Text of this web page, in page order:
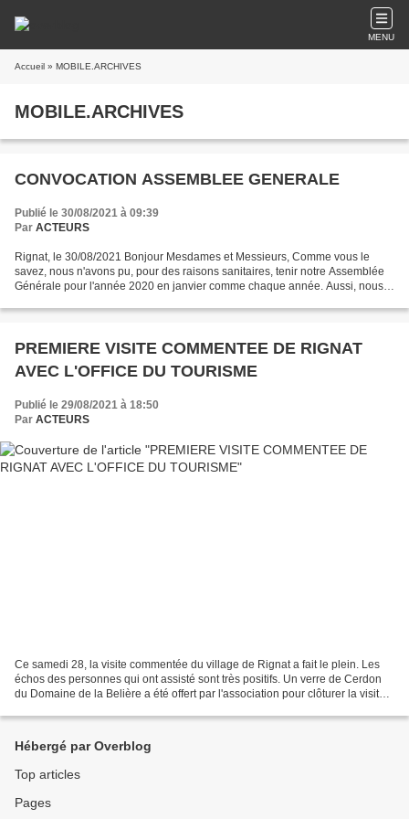
MENU
Accueil » MOBILE.ARCHIVES
MOBILE.ARCHIVES
CONVOCATION ASSEMBLEE GENERALE
Publié le 30/08/2021 à 09:39
Par ACTEURS
Rignat, le 30/08/2021 Bonjour Mesdames et Messieurs, Comme vous le
savez, nous n'avons pu, pour des raisons sanitaires, tenir notre Assemblée
Générale pour l'année 2020 en janvier comme chaque année. Aussi, nous
PREMIERE VISITE COMMENTEE DE RIGNAT
AVEC L'OFFICE DU TOURISME
Publié le 29/08/2021 à 18:50
Par ACTEURS
Ce samedi 28, la visite commentée du village de Rignat a fait le plein. Les
échos des personnes qui ont assisté sont très positifs. Un verre de Cerdon
du Domaine de la Belière a été offert par l'association pour clôturer la visite.
Hébergé par Overblog
Top articles
Pages